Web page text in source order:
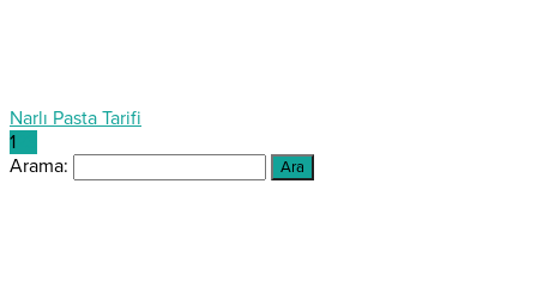
Narlı Pasta Tarifi
1
Arama: